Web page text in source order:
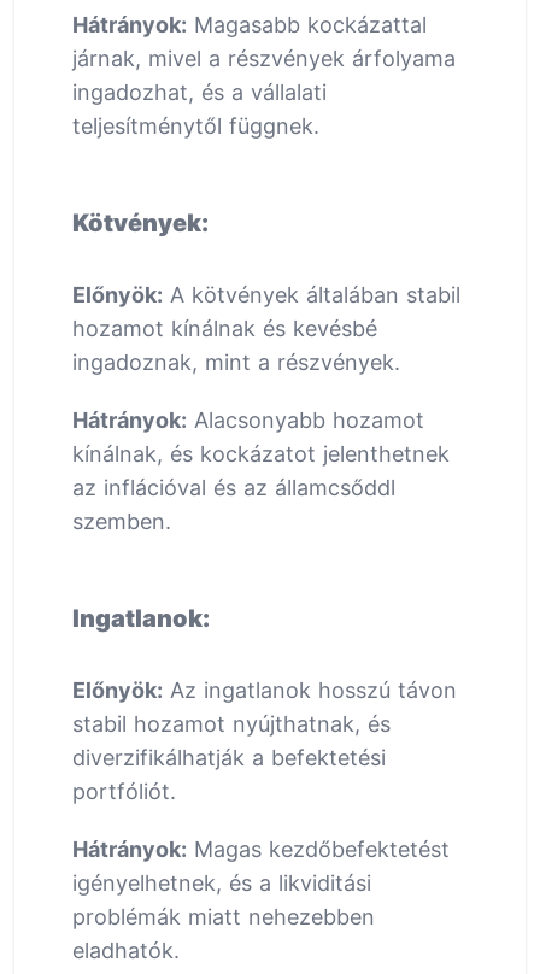
Hátrányok: Magasabb kockázattal
járnak, mivel a részvények árfolyama
ingadozhat, és a vállalati
teljesítménytől függnek.
Kötvények:
Előnyök: A kötvények általában stabil
hozamot kínálnak és kevésbé
ingadoznak, mint a részvények.
Hátrányok: Alacsonyabb hozamot
kínálnak, és kockázatot jelenthetnek
az inflációval és az államcsőddl
szemben.
Ingatlanok:
Előnyök: Az ingatlanok hosszú távon
stabil hozamot nyújthatnak, és
diverzifikálhatják a befektetési
portfóliót.
Hátrányok: Magas kezdőbefektetést
igényelhetnek, és a likviditási
problémák miatt nehezebben
eladhatók.